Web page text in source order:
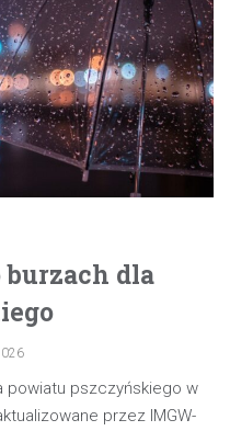
burzach dla
powiatu pszczyńskiego w
przez IMGW-